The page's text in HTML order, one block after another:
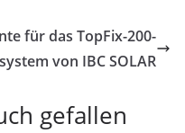
für das TopFix-200-
von IBC SOLAR
gefallen